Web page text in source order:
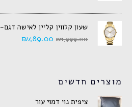
שעון קלווין קליין לאישה דגם- K2G21546
₪1,999.00
₪489.00
מוצרים חדשים
ציפית נוי דמוי עור